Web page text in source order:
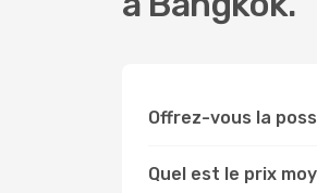
Offrez-vous la
Quel est le prix